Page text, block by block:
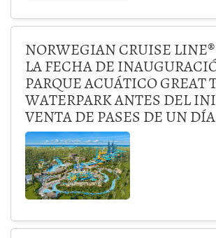
NORWEGIAN CRUISE
LA FECHA DE
PARQUE ACUÁTICO GREAT
WATERPARK ANTES DEL
VENTA DE PASES DE UN DÍA